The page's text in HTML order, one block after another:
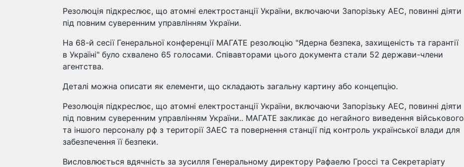
Резолюція підкреслює, що атомні електростанції України, включаючи Запорізьку АЕС, повинні діяти
під повним суверенним управлінням України.
На 68-й сесії Генеральної конференції МАГАТЕ резолюцію "Ядерна безпека, захищеність та гарантії
в Україні" було схвалено 65 голосами. Співавторами цього документа стали 52 держави-члени
агентства.
Деталі можна описати як елементи, що складають загальну картину або концепцію.
Резолюція підкреслює, що атомні електростанції України, включаючи Запорізьку АЕС, повинні діяти
під повним суверенним управлінням України.. МАГАТЕ закликає до негайного виведення військового
та іншого персоналу рф з території ЗАЕС та повернення станції під контроль української влади для
забезпечення її безпеки.
Висловлюється вдячність за зусилля Генеральному директору Рафаелю Гроссі та Секретаріату